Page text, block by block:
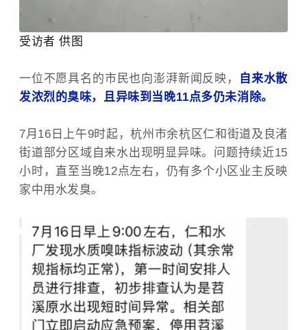
受访者 供图
一位不愿具名的市民也向澎湃新闻反映，
自来水散
发浓烈的臭味，且异味到当晚11点多仍未消除。
7月16日上午9时起，杭州市余杭区仁和街道及良渚
街道部分区域自来水出现明显异味。问题持续近15
小时，直至当晚12点左右，仍有多个小区业主反映
家中用水发臭。